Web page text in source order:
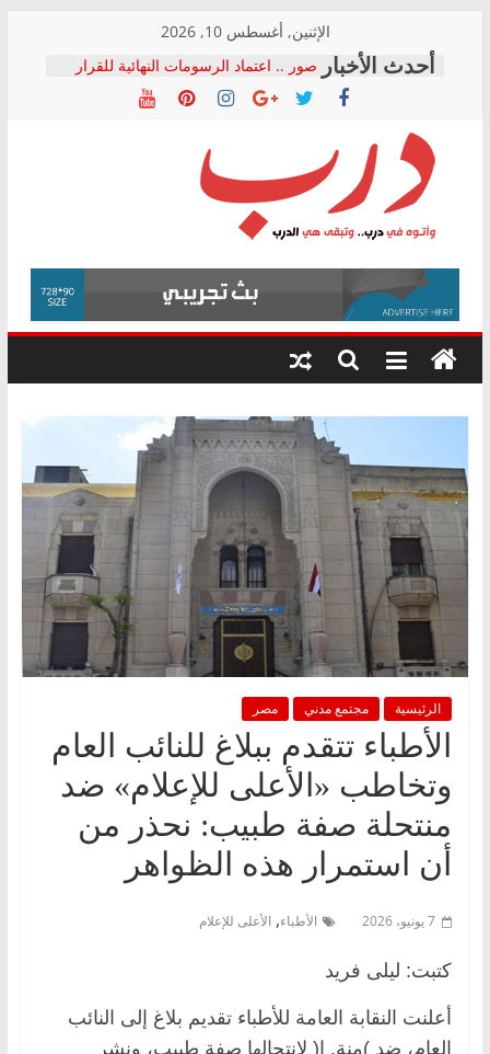
content
الإثنين, أغسطس 10, 2026
صور .. اعتماد الرسومات النهائية للقرار
الوزاري لمدينة الصحفيين.. وانتهاء أعمال
إنشاء المبنى الإداري
حرية تداول المعلومات للبرلمان خلال
الأسبوع الأخير لدور الانعقاد
نقيب الصحفيين يخاطب الوزراء
العام ضد مؤسسات تستغل المتدربين
حزب التحالف الشعبي يطلق لجنة “الحق
في الصحة” بالإسكندرية لرصد الانتهاكات
ودعم المرضى
درب
وأتوه
درب..
وتبقى
هي
الرئيسية مجتمع مدني مصر
الأطباء تتقدم ببلاغ للنائب العام
وتخاطب «الأعلى للإعلام» ضد
منتحلة صفة طبيب: نحذر من
أن استمرار هذه الظواهر
7 يونيو، 2026 الأطباء, الأعلى للإعلام
كتبت: ليلى فريد
أعلنت النقابة العامة للأطباء تقديم بلاغ إلى النائب
العام، ضد )منة. ا( لانتحالها صفة طبيب، ونشر